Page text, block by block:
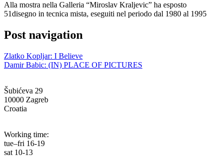
Alla mostra nella Galleria “Miroslav Kraljevic” ha esposto
51disegno in tecnica mista, eseguiti nel periodo dal 1980 al 1995
Post navigation
Zlatko Kopljar: I Believe
Damir Babic: (IN) PLACE OF PICTURES
Šubićeva 29
10000 Zagreb
Croatia
Working time:
tue–fri 16-19
sat 10-13